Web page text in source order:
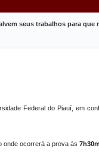
seus trabalhos para que
Federal do Piauí, em
onde ocorrerá a prova às